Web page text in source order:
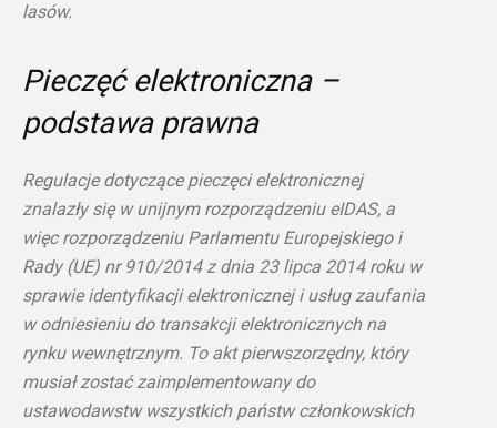
lasów.
Pieczęć elektroniczna –
podstawa prawna
Regulacje dotyczące pieczęci elektronicznej
znalazły się w unijnym rozporządzeniu eIDAS, a
więc rozporządzeniu Parlamentu Europejskiego i
Rady (UE) nr 910/2014 z dnia 23 lipca 2014 roku w
sprawie identyfikacji elektronicznej i usług zaufania
w odniesieniu do transakcji elektronicznych na
rynku wewnętrznym. To akt pierwszorzędny, który
musiał zostać zaimplementowany do
ustawodawstw wszystkich państw członkowskich